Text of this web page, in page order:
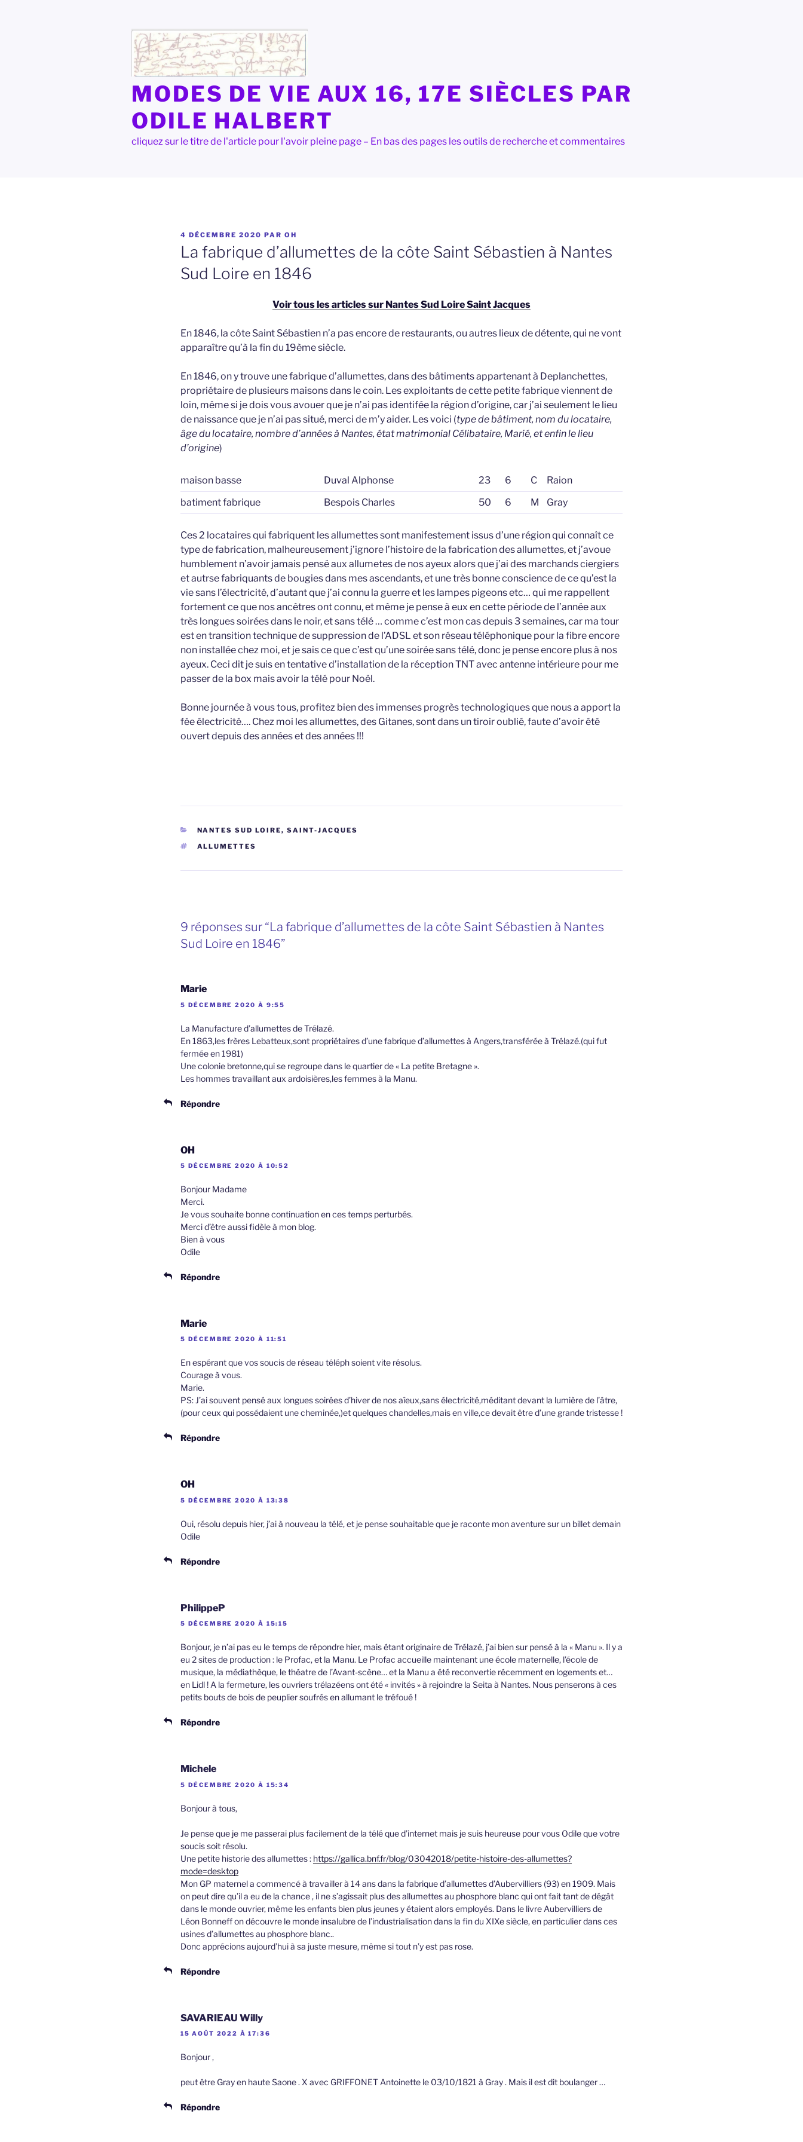
MODES DE VIE AUX 16, 17E SIÈCLES PAR
ODILE HALBERT
cliquez sur le titre de l'article pour l'avoir pleine page – En bas des pages les outils de recherche et commentaires
PUBLIÉ
LE
4 DÉCEMBRE 2020 PAR OH
La fabrique d’allumettes de la côte Saint Sébastien à Nantes
Sud Loire en 1846
Voir tous les articles sur Nantes Sud Loire Saint Jacques
En 1846, la côte Saint Sébastien n’a pas encore de restaurants, ou autres lieux de détente, qui ne vont
apparaître qu’à la fin du 19ème siècle.
En 1846, on y trouve une fabrique d’allumettes, dans des bâtiments appartenant à Deplanchettes,
propriétaire de plusieurs maisons dans le coin. Les exploitants de cette petite fabrique viennent de
loin, même si je dois vous avouer que je n’ai pas identifée la région d’origine, car j’ai seulement le lieu
de naissance que je n’ai pas situé, merci de m’y aider. Les voici (type de bâtiment, nom du locataire,
âge du locataire, nombre d’années à Nantes, état matrimonial Célibataire, Marié, et enfin le lieu
d’origine)
maison basse Duval Alphonse 23 6 C
Raion
batiment fabrique
Bespois Charles 50 6 M Gray
Ces 2 locataires qui fabriquent les allumettes sont manifestement issus d’une région qui connaît ce
type de fabrication, malheureusement j’ignore l’histoire de la fabrication des allumettes, et j’avoue
humblement n’avoir jamais pensé aux allumetes de nos ayeux alors que j’ai des marchands ciergiers
et autrse fabriquants de bougies dans mes ascendants, et une très bonne conscience de ce qu’est la
vie sans l’électricité, d’autant que j’ai connu la guerre et les lampes pigeons etc… qui me rappellent
fortement ce que nos ancêtres ont connu, et même je pense à eux en cette période de l’année aux
très longues soirées dans le noir, et sans télé … comme c’est mon cas depuis 3 semaines, car ma tour
est en transition technique de suppression de l’ADSL et son réseau téléphonique pour la fibre encore
non installée chez moi, et je sais ce que c’est qu’une soirée sans télé, donc je pense encore plus à nos
ayeux. Ceci dit je suis en tentative d’installation de la réception TNT avec antenne intérieure pour me
passer de la box mais avoir la télé pour Noël.
Bonne journée à vous tous, profitez bien des immenses progrès technologiques que nous a apport la
fée électricité…. Chez moi les allumettes, des Gitanes, sont dans un tiroir oublié, faute d’avoir été
ouvert depuis des années et des années !!!
CATÉGORIES
NANTES SUD LOIRE, SAINT-JACQUES
ÉTIQUETTES
ALLUMETTES
9 réponses sur “La fabrique d’allumettes de la côte Saint Sébastien à Nantes
Sud Loire en 1846”
Marie
5 DÉCEMBRE 2020 À 9:55
La Manufacture d’allumettes de Trélazé.
En 1863,les frères Lebatteux,sont propriétaires d’une fabrique d’allumettes à Angers,transférée à Trélazé.(qui fut
fermée en 1981)
Une colonie bretonne,qui se regroupe dans le quartier de « La petite Bretagne ».
Les hommes travaillant aux ardoisières,les femmes à la Manu.
Répondre
OH
5 DÉCEMBRE 2020 À 10:52
Bonjour Madame
Merci.
Je vous souhaite bonne continuation en ces temps perturbés.
Merci d’être aussi fidèle à mon blog.
Bien à vous
Odile
Répondre
Marie
5 DÉCEMBRE 2020 À 11:51
En espérant que vos soucis de réseau téléph soient vite résolus.
Courage à vous.
Marie.
PS: J’ai souvent pensé aux longues soirées d’hiver de nos aîeux,sans électricité,méditant devant la lumière de l’âtre,
(pour ceux qui possédaient une cheminée,)et quelques chandelles,mais en ville,ce devait être d’une grande tristesse !
Répondre
OH
5 DÉCEMBRE 2020 À 13:38
Oui, résolu depuis hier, j’ai à nouveau la télé, et je pense souhaitable que je raconte mon aventure sur un billet demain
Odile
Répondre
PhilippeP
5 DÉCEMBRE 2020 À 15:15
Bonjour, je n’ai pas eu le temps de répondre hier, mais étant originaire de Trélazé, j’ai bien sur pensé à la « Manu ». Il y a
eu 2 sites de production : le Profac, et la Manu. Le Profac accueille maintenant une école maternelle, l’école de
musique, la médiathèque, le théatre de l’Avant-scène… et la Manu a été reconvertie récemment en logements et…
en Lidl ! A la fermeture, les ouvriers trélazéens ont été « invités » à rejoindre la Seita à Nantes. Nous penserons à ces
petits bouts de bois de peuplier soufrés en allumant le tréfoué !
Répondre
Michele
5 DÉCEMBRE 2020 À 15:34
Bonjour à tous,
Je pense que je me passerai plus facilement de la télé que d’internet mais je suis heureuse pour vous Odile que votre
soucis soit résolu.
Une petite historie des allumettes : https://gallica.bnf.fr/blog/03042018/petite-histoire-des-allumettes?
mode=desktop
Mon GP maternel a commencé à travailler à 14 ans dans la fabrique d’allumettes d’Aubervilliers (93) en 1909. Mais
on peut dire qu’il a eu de la chance , il ne s’agissait plus des allumettes au phosphore blanc qui ont fait tant de dégât
dans le monde ouvrier, même les enfants bien plus jeunes y étaient alors employés. Dans le livre Aubervilliers de
Léon Bonneff on découvre le monde insalubre de l’industrialisation dans la fin du XIXe siècle, en particulier dans ces
usines d’allumettes au phosphore blanc..
Donc apprécions aujourd’hui à sa juste mesure, même si tout n’y est pas rose.
Répondre
SAVARIEAU Willy
15 AOÛT 2022 À 17:36
Bonjour ,
peut être Gray en haute Saone . X avec GRIFFONET Antoinette le 03/10/1821 à Gray . Mais il est dit boulanger …
Répondre